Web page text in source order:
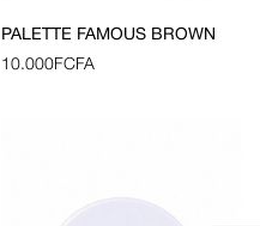
PALETTE FAMOUS BROWN
10.000FCFA